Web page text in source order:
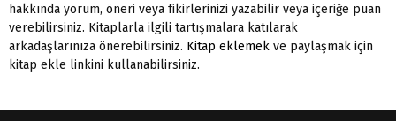
hakkında yorum, öneri veya fikirlerinizi yazabilir veya içeriğe puan
verebilirsiniz. Kitaplarla ilgili tartışmalara katılarak
arkadaşlarınıza önerebilirsiniz. Kitap eklemek ve paylaşmak için
kitap ekle linkini kullanabilirsiniz.